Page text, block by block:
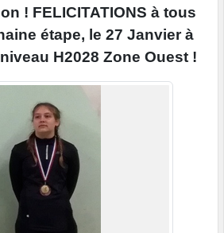
! FELICITATIONS à tous
étape, le 27 Janvier à
H2028 Zone Ouest !